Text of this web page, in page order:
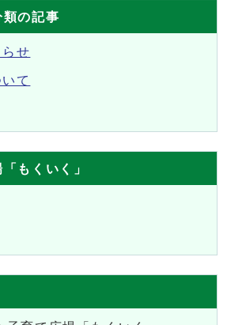
類の記事
せ
て
もくいく」